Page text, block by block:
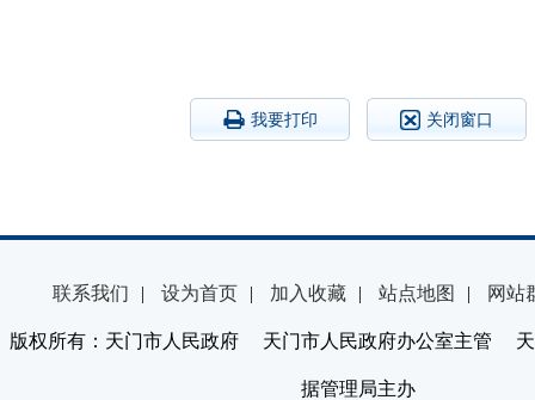
我要打印 关闭窗口
联系我们 | 设为首页 | 加入收藏 | 站点地图 | 网站
版权所有：天门市人民政府 天门市人民政府办公室主管 天
据管理局主办